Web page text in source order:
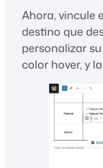
Ahora, vincule
destino que
personalizar
color hover, y